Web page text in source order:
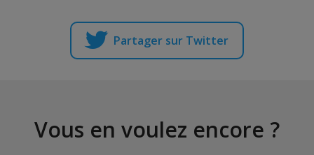
Partager sur Twitter
Vous en voulez encore ?